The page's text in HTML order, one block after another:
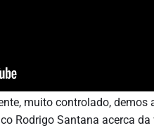
muito controlado,
Rodrigo Santana acerca